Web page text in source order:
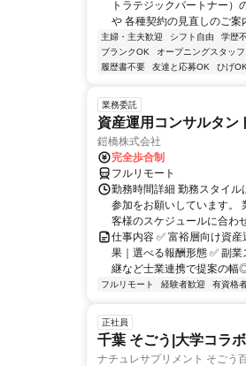
トラテジックパートナー）
や 各種契約の見直しのご案
主婦・主夫歓迎 シフト自由 学歴
ブランクOK
オープニングスタッフ
履歴書不要
友達と応募OK ひげOK
業務委託
資産運用コンサルタン
鎧橋株式会社
完全歩合制
フルリモート
勤務時間詳細 勤務スタイ
参加をお願いしています。
客様のスケジュールに合わ
仕事内容 ✅ 富裕層向け資
果｜選べる報酬形態 ✅ 副
継など士業連携で提案の幅
フルリモート 経験者歓迎 有資格
正社員
千葉 そごう|大学コラ
ナチュレサプリメント そごう